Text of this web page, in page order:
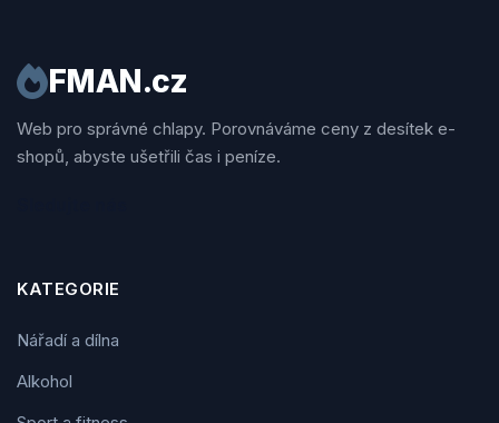
FMAN.cz
Web pro správné chlapy. Porovnáváme ceny z desítek e-
shopů, abyste ušetřili čas i peníze.
KATEGORIE
Nářadí a dílna
Alkohol